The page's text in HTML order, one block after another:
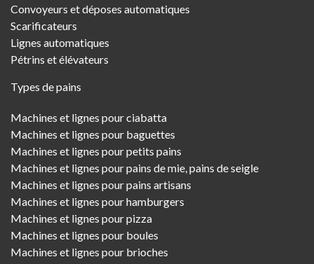
Convoyeurs et déposes automatiques
Scarificateurs
Lignes automatiques
Pétrins et élévateurs
Types de pains
Machines et lignes pour ciabatta
Machines et lignes pour baguettes
Machines et lignes pour petits pains
Machines et lignes pour pains de mie, pains de seigle
Machines et lignes pour pains artisans
Machines et lignes pour hamburgers
Machines et lignes pour pizza
Machines et lignes pour boules
Machines et lignes pour brioches